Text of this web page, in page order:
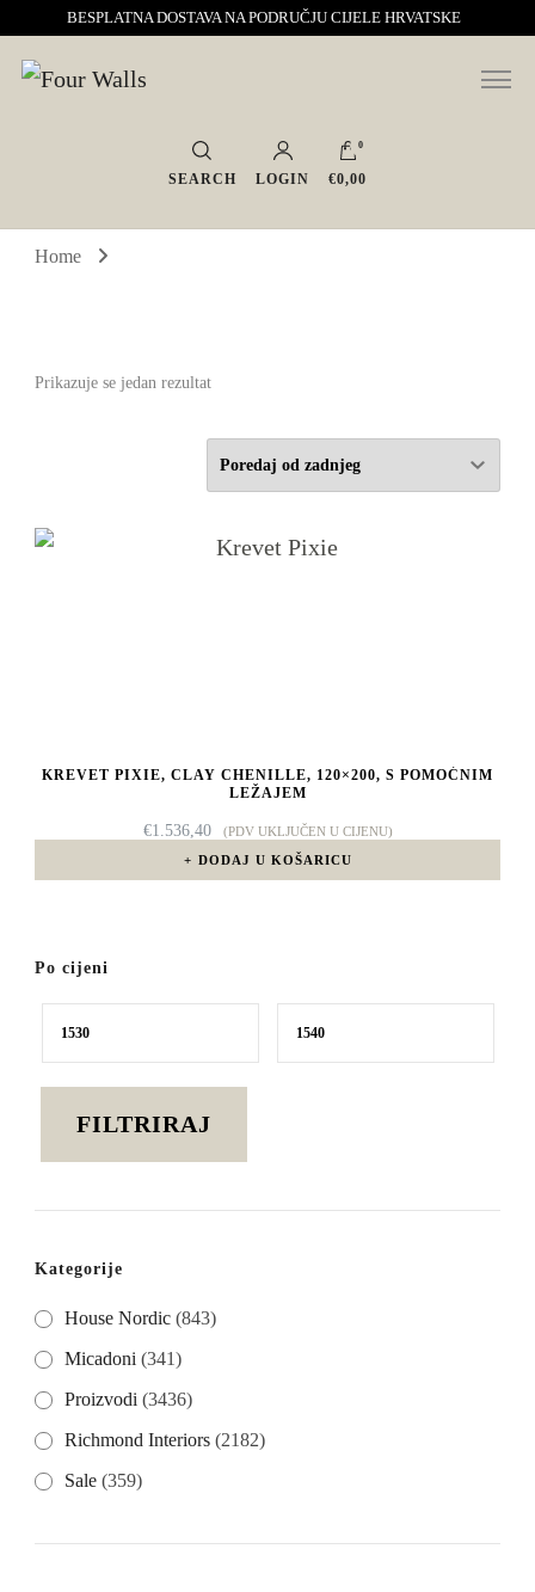
BESPLATNA DOSTAVA NA PODRUČJU CIJELE HRVATSKE
Four Walls
Sve za interijer po Vašoj mjeri. Salon namještaja, dekoracije i rasvjete.
Interijeri s karakterom
SEARCH LOGIN
0
€0,00
Home
Prikazuje se jedan rezultat
KREVET PIXIE, CLAY CHENILLE, 120×200, S POMOĆNIM
LEŽAJEM
€1.536,40
(PDV UKLJUČEN U CIJENU)
DODAJ U KOŠARICU
Po cijeni
Min Maks
FILTRIRAJ
Kategorije
House Nordic (843)
Micadoni (341)
Proizvodi (3436)
Richmond Interiors (2182)
Sale (359)